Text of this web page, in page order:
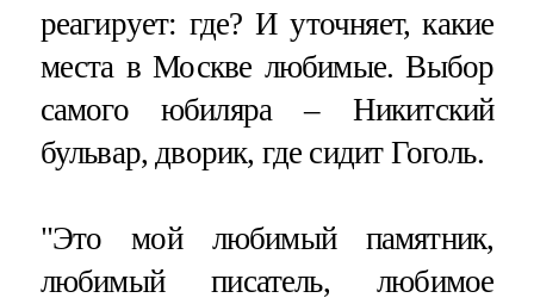
реагирует: где? И уточняет, какие
места в Москве любимые. Выбор
самого юбиляра – Никитский
бульвар, дворик, где сидит Гоголь.
"Это мой любимый памятник,
любимый писатель, любимое